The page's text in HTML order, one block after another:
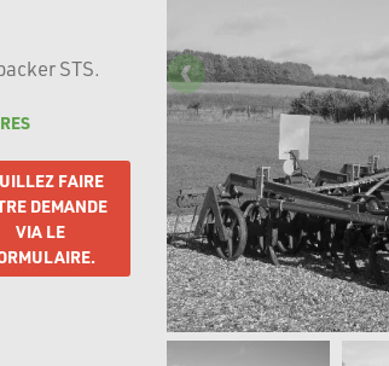
STS.
FAIRE
DEMANDE
VIA LE